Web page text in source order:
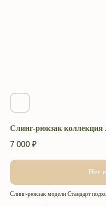
Слинг-рюкзак
7 000 ₽
Нет
Слинг-рюкзак модели Стандарт